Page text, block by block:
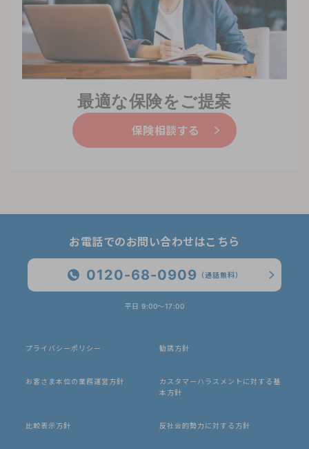
最適な保険をご提案
保険相談する
お電話でのお問い合わせはこちら
0120-68-0909 （通話無料）
平日 9:00〜17:00
プライバシーポリシー 勧誘方針
お客さま本位の業務運営方針
カスタマーハラスメントに対する基
本方針
比較表示方針 反社会的勢力に対する方針